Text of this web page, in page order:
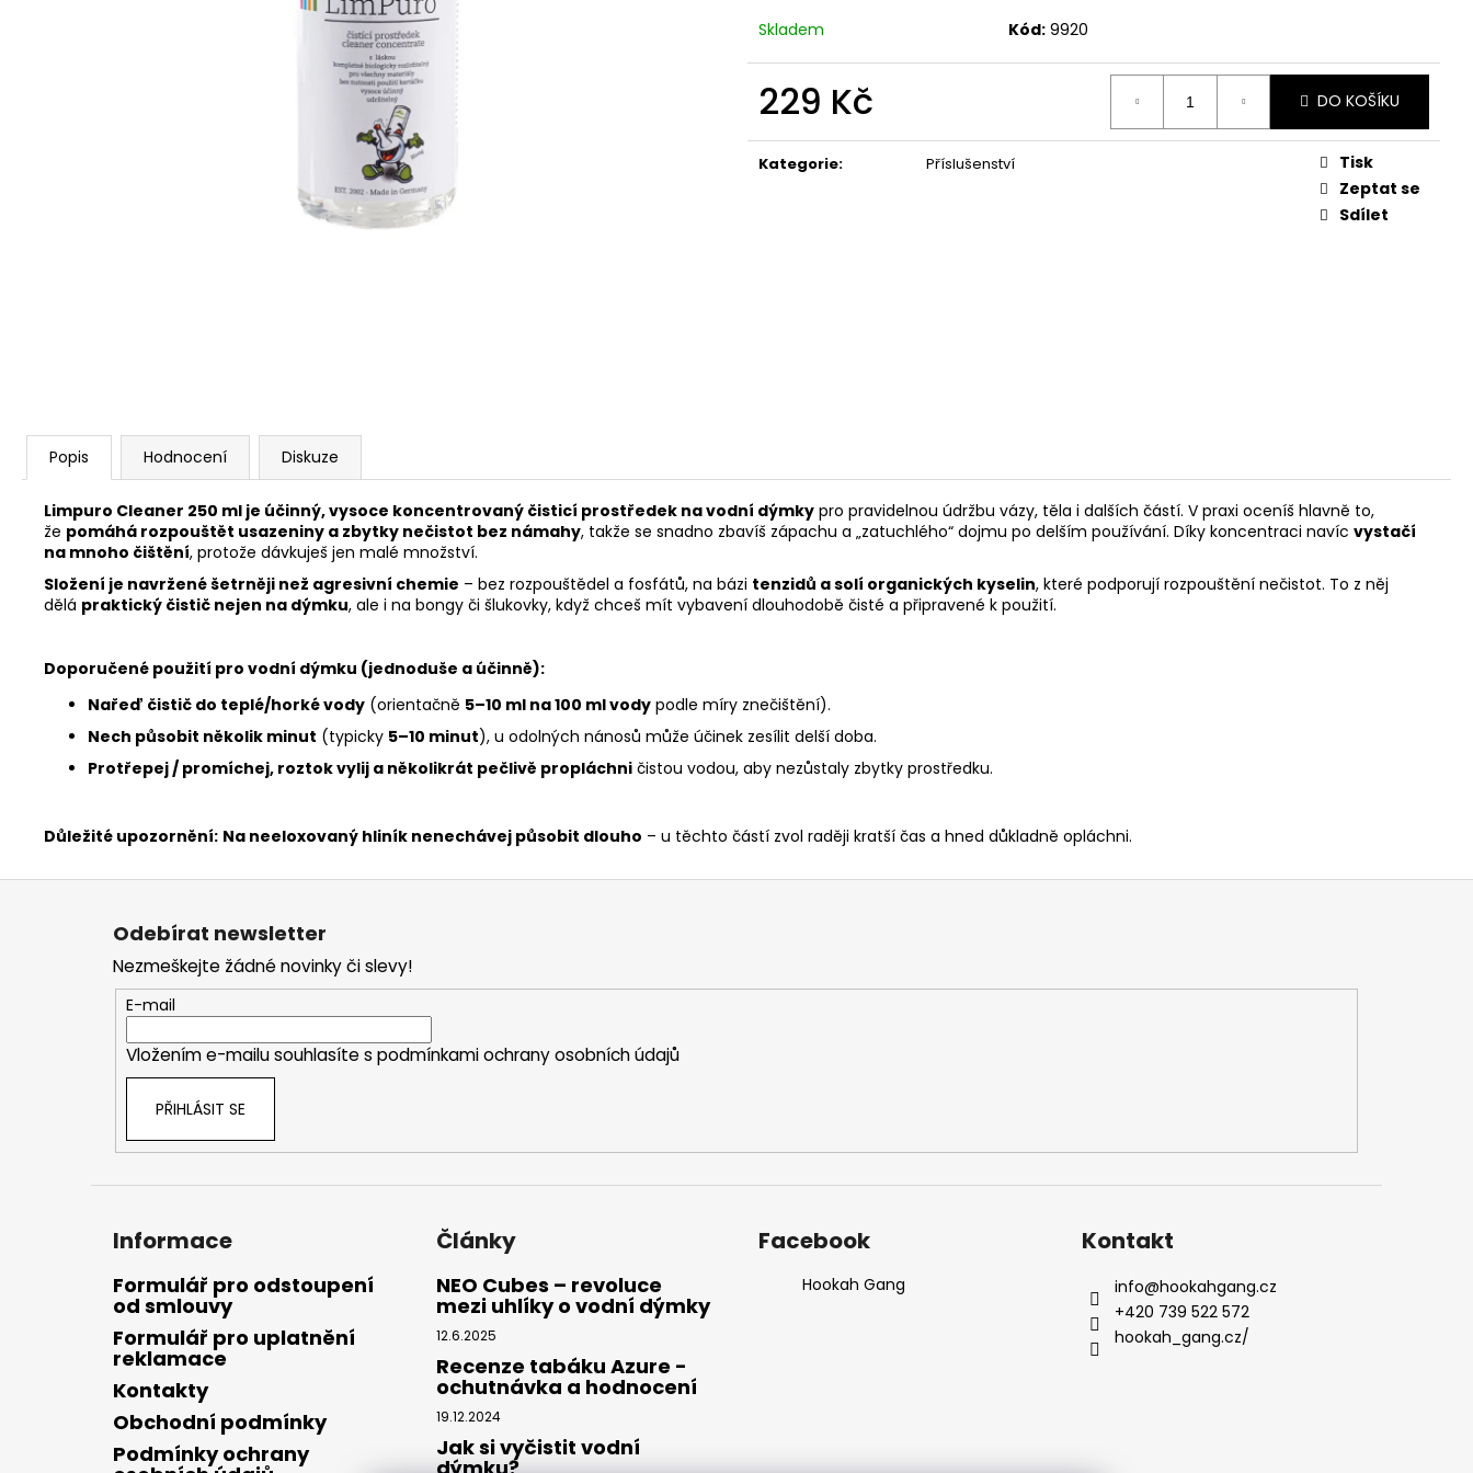
Skladem Kód: 9920
229 Kč
cena:
DO KOŠÍKU
Kategorie: Příslušenství
Tisk
Zeptat se
Sdílet
Popis Hodnocení Diskuze
Limpuro Cleaner 250 ml je účinný, vysoce koncentrovaný čisticí prostředek na vodní dýmky pro pravidelnou údržbu vázy, těla i dalších částí. V praxi oceníš hlavně to,
že pomáhá rozpouštět usazeniny a zbytky nečistot bez námahy, takže se snadno zbavíš zápachu a „zatuchlého“ dojmu po delším používání. Díky koncentraci navíc vystačí
na mnoho čištění, protože dávkuješ jen malé množství.
Složení je navržené šetrněji než agresivní chemie – bez rozpouštědel a fosfátů, na bázi tenzidů a solí organických kyselin, které podporují rozpouštění nečistot. To z něj
dělá praktický čistič nejen na dýmku, ale i na bongy či šlukovky, když chceš mít vybavení dlouhodobě čisté a připravené k použití.
Doporučené použití pro vodní dýmku (jednoduše a účinně):
Nařeď čistič do teplé/horké vody (orientačně 5–10 ml na 100 ml vody podle míry znečištění).
Nech působit několik minut (typicky 5–10 minut), u odolných nánosů může účinek zesílit delší doba.
Protřepej / promíchej, roztok vylij a několikrát pečlivě propláchni čistou vodou, aby nezůstaly zbytky prostředku.
Důležité upozornění: Na neeloxovaný hliník nenechávej působit dlouho – u těchto částí zvol raději kratší čas a hned důkladně opláchni.
Z
Odebírat newsletter
Nezmeškejte žádné novinky či slevy!
E-mail
Vložením e-mailu souhlasíte s podmínkami ochrany osobních údajů
PŘIHLÁSIT SE
Informace
Formulář pro odstoupení
od smlouvy
Formulář pro uplatnění
reklamace
Kontakty
Obchodní podmínky
Podmínky ochrany
Články
NEO Cubes – revoluce
mezi uhlíky o vodní dýmky
12.6.2025
Recenze tabáku Azure -
ochutnávka a hodnocení
19.12.2024
Jak si vyčistit vodní
Facebook
Hookah Gang
Kontakt
info@hookahgang.cz
+420 739 522 572
hookah_gang.cz/